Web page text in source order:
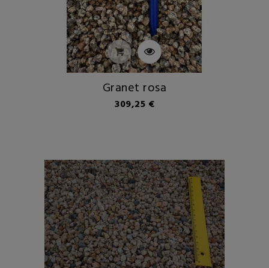
Granet rosa
Preu
309,25 €